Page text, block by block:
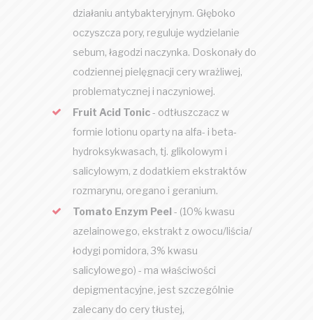
działaniu antybakteryjnym. Głęboko
oczyszcza pory, reguluje wydzielanie
sebum, łagodzi naczynka. Doskonały do
codziennej pielęgnacji cery wrażliwej,
problematycznej i naczyniowej.
Fruit Acid Tonic- odtłuszczacz w
formie lotionu oparty na alfa- i beta-
hydroksykwasach, tj. glikolowym i
salicylowym, z dodatkiem ekstraktów
rozmarynu, oregano i geranium.
Tomato Enzym Peel - (10% kwasu
azelainowego, ekstrakt z owocu/liścia/
łodygi pomidora, 3% kwasu
salicylowego) - ma właściwości
depigmentacyjne, jest szczególnie
zalecany do cery tłustej,